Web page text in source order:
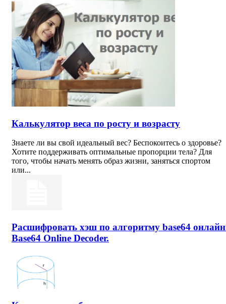
Калькулятор веса по росту и возрасту
Знаете ли вы свой идеальный вес? Беспокоитесь о здоровье?
Хотите поддерживать оптимальные пропорции тела? Для
того, чтобы начать менять образ жизни, заняться спортом
или...
Расшифровать хэш по алгоритму base64
Base64 Online Decoder.